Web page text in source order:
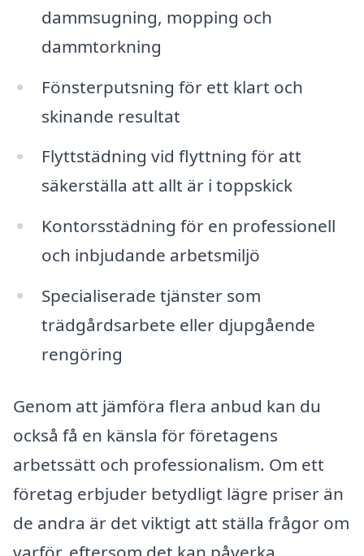
dammsugning, mopping och
dammtorkning
Fönsterputsning för ett klart och
skinande resultat
Flyttstädning vid flyttning för att
säkerställa att allt är i toppskick
Kontorsstädning för en professionell
och inbjudande arbetsmiljö
Specialiserade tjänster som
trädgårdsarbete eller djupgående
rengöring
Genom att jämföra flera anbud kan du
också få en känsla för företagens
arbetssätt och professionalism. Om ett
företag erbjuder betydligt lägre priser än
de andra är det viktigt att ställa frågor om